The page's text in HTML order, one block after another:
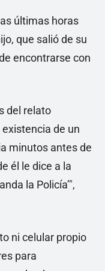
últimas horas
que salió de su
encontrarse con
del relato
de un
minutos antes de
él le dice a la
la Policía’",
ni celular propio
para